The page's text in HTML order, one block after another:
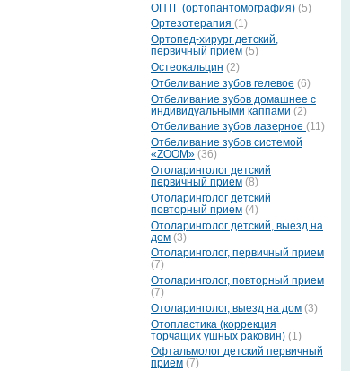
ОПТГ (ортопантомография) (5)
Ортезотерапия (1)
Ортопед-хирург детский,
первичный прием (5)
Остеокальцин (2)
Отбеливание зубов гелевое (6)
Отбеливание зубов домашнее с
индивидуальными каппами (2)
Отбеливание зубов лазерное (11)
Отбеливание зубов системой
«ZOOM» (36)
Отоларинголог детский
первичный прием (8)
Отоларинголог детский
повторный прием (4)
Отоларинголог детский, выезд на
дом (3)
Отоларинголог, первичный прием
(7)
Отоларинголог, повторный прием
(7)
Отоларинголог, выезд на дом (3)
Отопластика (коррекция
торчащих ушных раковин) (1)
Офтальмолог детский первичный
прием (7)